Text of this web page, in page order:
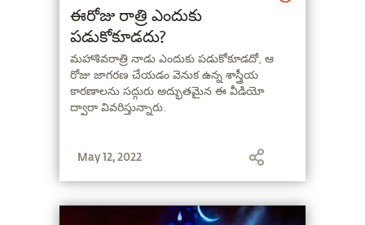
ఈరోజు రాత్రి ఎందుకు
పడుకోకూడదు?
మహాశివరాత్రి నాడు ఎందుకు పడుకోకూడదో, ఆ
రోజు జాగరణ చేయడం వెనుక ఉన్న శాస్త్రీయ
కారణాలను సద్గురు అద్భుతమైన ఈ వీడియో
ద్వారా వివరిస్తున్నారు.
May 12, 2022